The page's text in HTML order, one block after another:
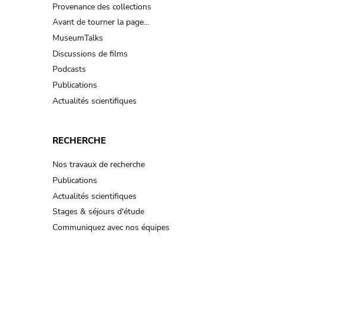
Provenance des collections
Avant de tourner la page…
MuseumTalks
Discussions de films
Podcasts
Publications
Actualités scientifiques
RECHERCHE
Nos travaux de recherche
Publications
Actualités scientifiques
Stages & séjours d'étude
Communiquez avec nos équipes